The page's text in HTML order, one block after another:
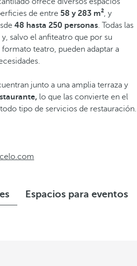
de entre 58 y 283 m², y
48 hasta 250 personas. Todas las
salvo el anfiteatro que por su
teatro, pueden adaptar a
junto a una amplia terraza y
lo que las convierte en el
tipo de servicios de restauración.
Espacios para eventos